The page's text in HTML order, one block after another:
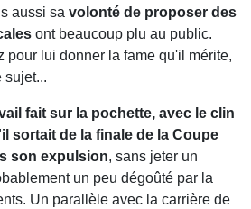
aussi sa volonté de proposer des
ont beaucoup plu au public.
pour lui donner la fame qu'il mérite,
sujet...
fait sur la pochette, avec le clin
sortait de la finale de la Coupe
son expulsion, sans jeter un
un peu dégoûté par la
Un parallèle avec la carrière de